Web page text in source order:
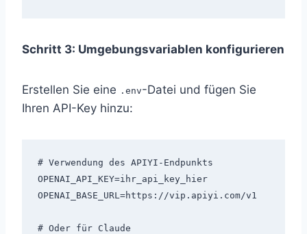
Schritt 3: Umgebungsvariablen konfigurieren
Erstellen Sie eine .env-Datei und fügen Sie
Ihren API-Key hinzu:
# Verwendung des APIYI-Endpunkts
OPENAI_API_KEY=ihr_api_key_hier
OPENAI_BASE_URL=https://vip.apiyi.com/v1
# Oder für Claude